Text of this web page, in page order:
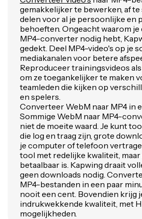
gemakkelijker te bewerken, af te
delen voor al je persoonlijke en
behoeften. Ongeacht waarom je
MP4-converter nodig hebt,
gedekt. Deel MP4-video's op je
mediakanalen voor betere
Reproduceer trainingsvideos
om ze toegankelijker te maken
teamleden die kijken op
en spelers.
Converteer WebM naar MP4 in
Sommige WebM naar MP4-
niet de moeite waard. Je kunt
die log en traag zijn, grote
je computer of telefoon
tool met redelijke kwaliteit,
betaalbaar is. Kapwing draait
geen downloads nodig.
MP4-bestanden in een paar
nooit een cent. Bovendien krijg
indrukwekkende kwaliteit, met
mogelijkheden.